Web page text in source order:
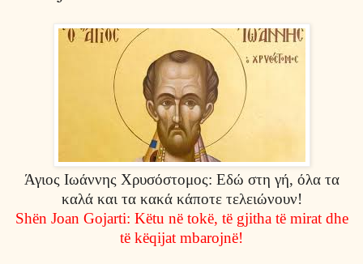
Άγιος Ιωάννης Χρυσόστομος: Εδώ στη γή, όλα τα
καλά και τα κακά κάποτε τελειώνουν!
Shën Joan Gojarti: Këtu nëtokë, tëgjitha tëmirat dhe
të këqijat mbarojnë!